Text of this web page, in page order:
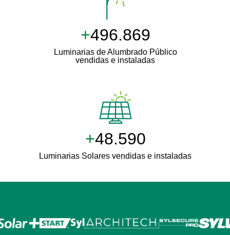
+511.000
Luminarias de Alumbrado Público
vendidas e instaladas
+50.000
Luminarias Solares vendidas e instaladas